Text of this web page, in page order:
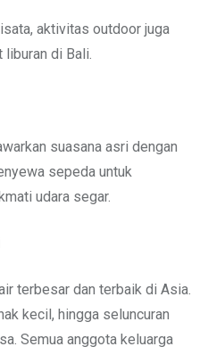
aktivitas outdoor juga
di Bali.
suasana asri dengan
sepeda untuk
udara segar.
terbesar dan terbaik di Asia.
kecil, hingga seluncuran
Semua anggota keluarga